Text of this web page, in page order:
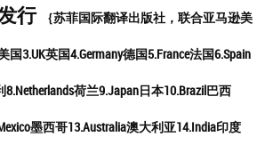
行 ｛苏菲国际翻译出版社，联合亚马逊美
国3.UK英国4.Germany德国5.France法国6.Spain
荷兰9.Japan日本10.Brazil巴西
墨西哥13.Australia澳大利亚14.India印度